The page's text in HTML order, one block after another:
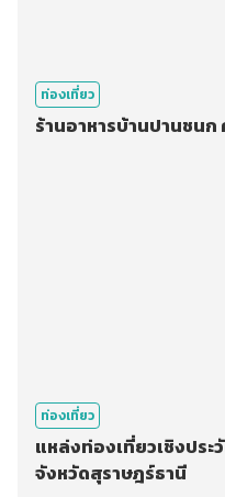
ท่องเที่ยว
ร้านอาหารบ้านปานชน
ท่องเที่ยว
แหล่งท่องเที่ยวเชิงประ
จังหวัดสุราษฎร์ธานี